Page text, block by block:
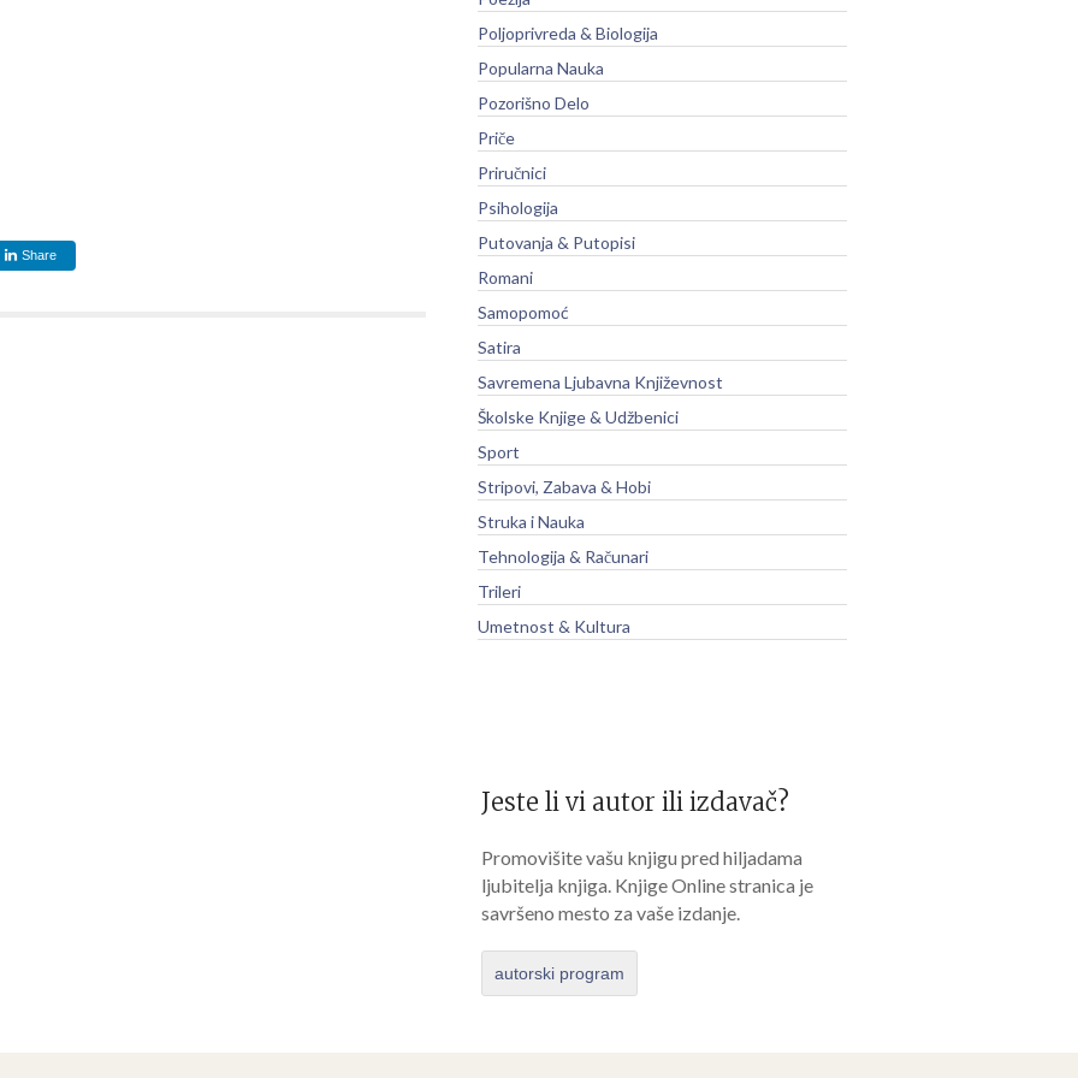
Share
Poljoprivreda & Biologija
Popularna Nauka
Pozorišno Delo
Priče
Priručnici
Psihologija
Putovanja & Putopisi
Romani
Samopomoć
Satira
Savremena Ljubavna Književnost
Školske Knjige & Udžbenici
Sport
Stripovi, Zabava & Hobi
Struka i Nauka
Tehnologija & Računari
Trileri
Umetnost & Kultura
Jeste li vi autor ili izdavač?
Promovišite vašu knjigu pred hiljadama
ljubitelja knjiga. Knjige Online stranica je
savršeno mesto za vaše izdanje.
autorski program